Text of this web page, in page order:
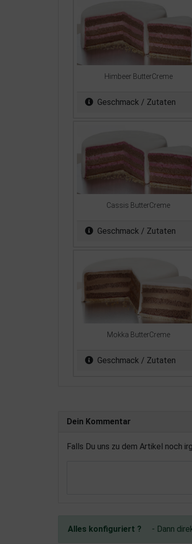
Himbeer ButterCreme
Geschmack / Zutaten
Cassis ButterCreme
Geschmack / Zutaten
Mokka ButterCreme
Geschmack / Zutaten
Dein Kommentar
Falls Du uns zu dem Artikel noch
Alles konfiguriert ? - Dann